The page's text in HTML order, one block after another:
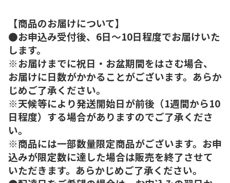
【商品のお届けについて】
●お申込み受付後、6日～10日程度でお届けいた
します。
※お届けまでに祝日・お盆期間をはさむ場合、
お届けに日数がかかることがございます。あらか
じめご了承ください。
※天候等により発送開始日が前後（1週間から10
日程度）する場合がありますのでご了承くださ
い。
※商品には一部数量限定商品がございます。お申
込みが限定数に達した場合は販売を終了させて
いただきます。あらかじめご了承ください。